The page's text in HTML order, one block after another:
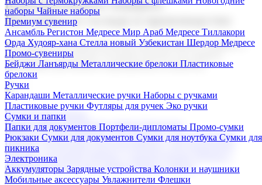
наборы Чайные наборы
Премиум сувенир
Ансамбль Регистон Медресе Мир Араб Медресе Тиллакори
Орда Худояр-хана Стелла новый Узбекистан Шердор Медресе
Промо-сувениры
Бейджи Ланъярды Металлические брелоки Пластиковые
брелоки
Ручки
Карандаши Металлические ручки Наборы с ручками
Пластиковые ручки Футляры для ручек Эко ручки
Сумки и папки
Папки для документов Портфели-дипломаты Промо-сумки
Рюкзаки Сумки для документов Сумки для ноутбука Сумки для
пикника
Электроника
Аккумуляторы Зарядные устройства Колонки и наушники
Мобильные аксессуары Увлажнители Флешки
Корпоративные подарки
Поставка со склада и производство
Мы предлагаем широкий выбор корпоративных подарков и
сувениров с логотипом. В нашем каталоге вы найдете
продукцию для бизнеса, мероприятия и клиентов.
Подарочные наборы
Бизнес наборыКофейные наборы Кошельки
Наборы из кожиНаборы ручекНаборы с аккумуляторами
Наборы с бутылками для воды
Наборы с ежедневниками
Наборы с кружками
флешкамиНовогодние наборыЧайные наборы